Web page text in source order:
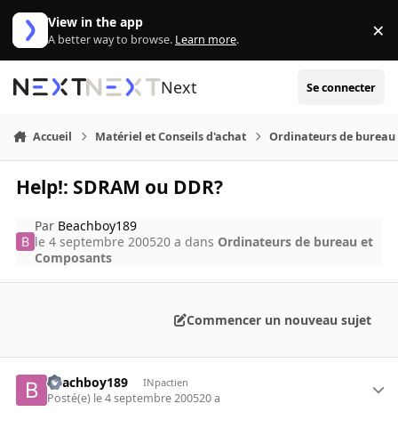
Aller au contenu
View in the app
A better way to browse. Learn more. ×
Next Se connecter
Accueil Matériel et Conseils d'achat Ordinateurs de bureau
Help!: SDRAM ou DDR?
Par Beachboy189
le 4 septembre 200520 a dans Ordinateurs de bureau et
Composants
Commencer un nouveau sujet
Beachboy189 INpactien
Posté(e) le 4 septembre 200520 a